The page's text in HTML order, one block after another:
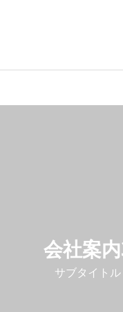
会社案
サブタイトル